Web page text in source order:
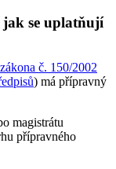
jak se uplatňují
č. 150/2002
) má přípravný
magistrátu
přípravného